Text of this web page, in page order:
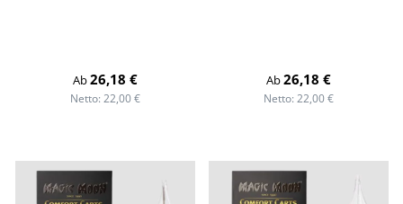
Regulärer Preis:
Ab26,18 €
Netto: 22,00 €
Regulärer Preis:
Ab26,18 €
Netto: 22,00 €